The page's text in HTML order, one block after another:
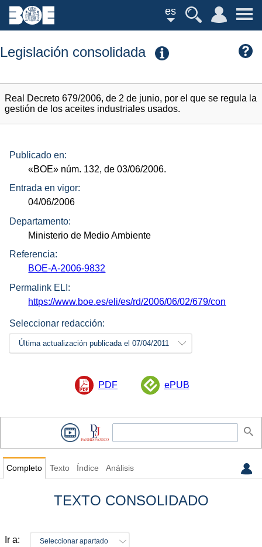
es
Legislación consolidada
Real Decreto 679/2006, de 2 de junio, por el que se regula la
gestión de los aceites industriales usados.
Publicado en:
«BOE» núm. 132, de 03/06/2006.
Entrada en vigor:
04/06/2006
Departamento:
Ministerio de Medio Ambiente
Referencia:
BOE-A-2006-9832
Permalink ELI:
https://www.boe.es/eli/es/rd/2006/06/02/679/con
Seleccionar redacción:
Última actualización publicada el 07/04/2011
PDF ePUB
Completo Texto Índice Análisis
TEXTO CONSOLIDADO
Ir a: Seleccionar apartado